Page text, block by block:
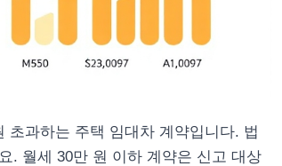
초과하는 주택 임대차 계약입니다. 법
. 월세 30만 원 이하 계약은 신고 대상